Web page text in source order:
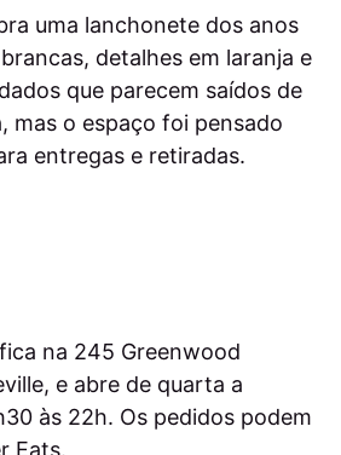
uma lanchonete dos anos
detalhes em laranja e
que parecem saídos de
mas o espaço foi pensado
entregas e retiradas.
na 245 Greenwood
e abre de quarta a
às 22h. Os pedidos podem
Eats.